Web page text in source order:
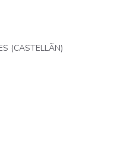
(CASTELLÃN)